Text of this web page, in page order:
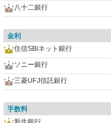
八十二銀行
金利
住信SBIネット銀行
ソニー銀行
三菱UFJ信託銀行
手数料